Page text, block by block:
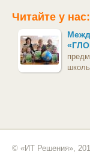
Читайте у нас:
© «ИТ Решения»,